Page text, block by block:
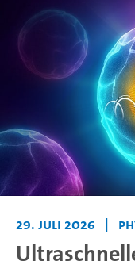
29. Juli 2026 |